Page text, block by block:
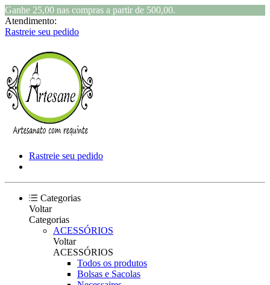
Ganhe 25,00 nas compras a partir de 500,00.
Atendimento:
Rastreie seu pedido
Rastreie seu pedido
Categorias
Voltar
Categorias
ACESSÓRIOS
Voltar
ACESSÓRIOS
Todos os produtos
Bolsas e Sacolas